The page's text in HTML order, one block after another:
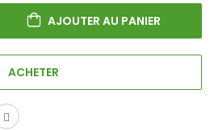
AJOUTER AU PANIER
ACHETER